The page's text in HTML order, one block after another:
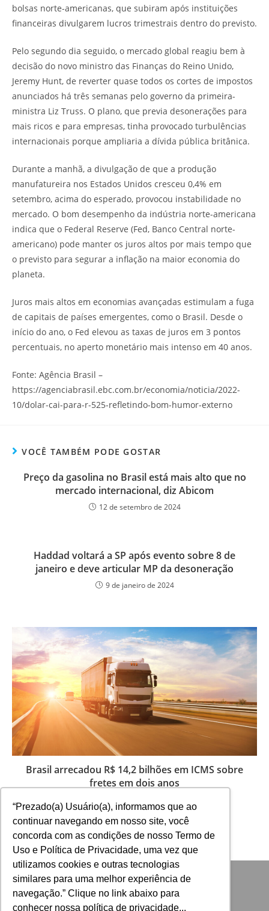
“Prezado(a) Usuário(a), informamos que ao
continuar navegando em nosso site, você
concorda com as condições de nosso Termo de
Uso e Política de Privacidade, uma vez que
utilizamos cookies e outras tecnologias
similares para uma melhor experiência de
navegação.” Clique no link abaixo para
conhecer nossa política de privacidade...
bolsas norte-americanas, que subiram após instituições
financeiras divulgarem lucros trimestrais dentro do previsto.
Pelo segundo dia seguido, o mercado global reagiu bem à
decisão do novo ministro das Finanças do Reino Unido,
Jeremy Hunt, de reverter quase todos os cortes de impostos
anunciados há três semanas pelo governo da primeira-
ministra Liz Truss. O plano, que previa desonerações para
mais ricos e para empresas, tinha provocado turbulências
internacionais porque ampliaria a dívida pública britânica.
Durante a manhã, a divulgação de que a produção
manufatureira nos Estados Unidos cresceu 0,4% em
setembro, acima do esperado, provocou instabilidade no
mercado. O bom desempenho da indústria norte-americana
indica que o Federal Reserve (Fed, Banco Central norte-
americano) pode manter os juros altos por mais tempo que
o previsto para segurar a inflação na maior economia do
planeta.
Juros mais altos em economias avançadas estimulam a fuga
de capitais de países emergentes, como o Brasil. Desde o
início do ano, o Fed elevou as taxas de juros em 3 pontos
percentuais, no aperto monetário mais intenso em 40 anos.
Fonte: Agência Brasil –
https://agenciabrasil.ebc.com.br/economia/noticia/2022-
10/dolar-cai-para-r-525-refletindo-bom-humor-externo
VOCÊ TAMBÉM PODE GOSTAR
Preço da gasolina no Brasil está mais alto que no
mercado internacional, diz Abicom
12 de setembro de 2024
Haddad voltará a SP após evento sobre 8 de
janeiro e deve articular MP da desoneração
9 de janeiro de 2024
Brasil arrecadou R$ 14,2 bilhões em ICMS sobre
fretes em dois anos